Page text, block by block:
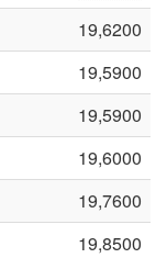
19,6200
19,5900
19,5900
19,6000
19,7600
19,8500